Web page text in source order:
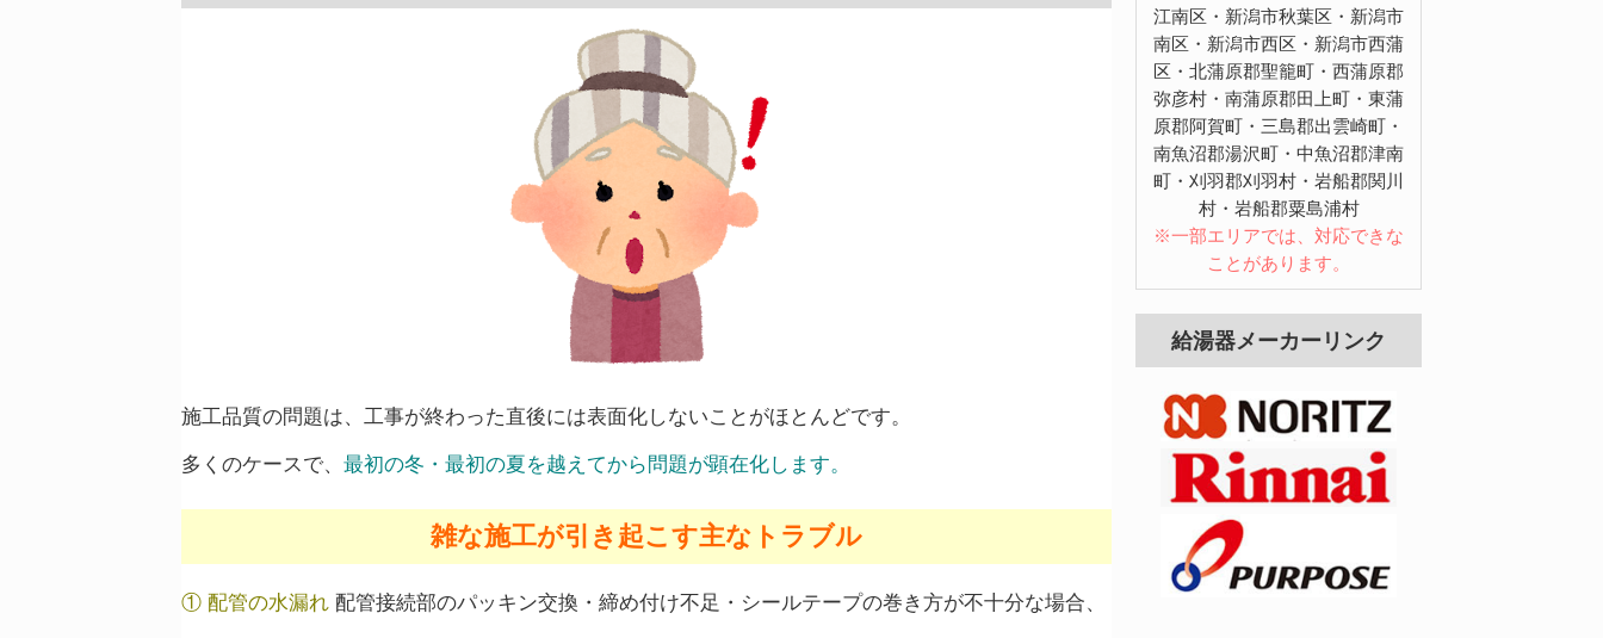
施工品質の問題は、工事が終わった直後には表面化しないことがほとんどです。
多くのケースで、 最初の冬・最初の夏を越えてから問題が顕在化します。
雑な施工が引き起こす主なトラブル
① 配管の水漏れ 配管接続部のパッキン交換・締め付け不足・シールテープの巻き方が不十分な場合、
江南区・新潟市秋葉区・新潟市
南区・新潟市西区・新潟市西蒲
区・北蒲原郡聖籠町・西蒲原郡
弥彦村・南蒲原郡田上町・東蒲
原郡阿賀町・三島郡出雲崎町・
南魚沼郡湯沢町・中魚沼郡津南
町・刈羽郡刈羽村・岩船郡関川
村・岩船郡粟島浦村
※一部エリアでは、対応できな
ことがあります。
給湯器メーカーリンク